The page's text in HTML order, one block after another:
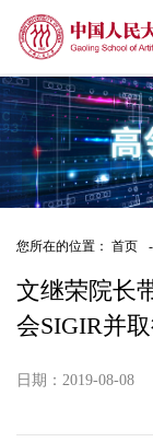
您所在的位置： 首页 -
文继荣院长
会SIGIR并
日期：2019-08-08